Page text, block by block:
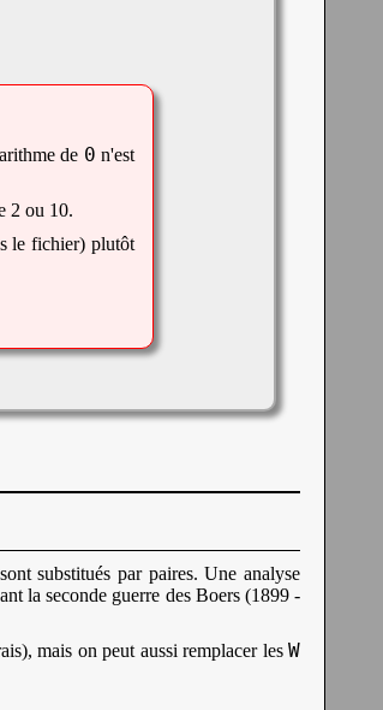
de 0 n'est
2 ou 10.
le fichier) plutôt
substitués par paires. Une analyse
la seconde guerre des Boers (1899 -
mais on peut aussi remplacer lesW